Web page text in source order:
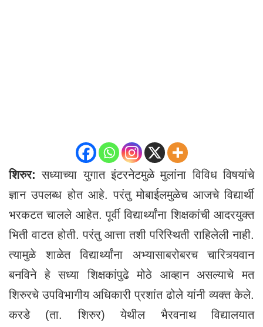
शिरुर: सध्याच्या युगात इंटरनेटमुळे मुलांना विविध विषयांचे
ज्ञान उपलब्ध होत आहे. परंतु मोबाईलमुळेच आजचे विद्यार्थी
भरकटत चालले आहेत. पूर्वी विद्यार्थ्यांना शिक्षकांची आदरयुक्त
भिती वाटत होती. परंतु आत्ता तशी परिस्थिती राहिलेली नाही.
त्यामुळे शाळेत विद्यार्थ्यांना अभ्यासाबरोबरच चारित्र्यवान
बनविने हे सध्या शिक्षकांपुढे मोठे आव्हान असल्याचे मत
शिरुरचे उपविभागीय अधिकारी प्रशांत ढोले यांनी व्यक्त केले.
करडे (ता. शिरुर) येथील भैरवनाथ विद्यालयात